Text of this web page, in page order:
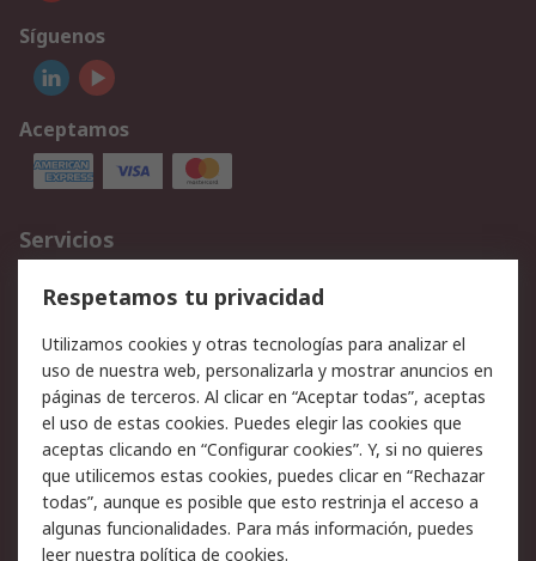
Síguenos
Aceptamos
Servicios
Cómo realizar pedidos
Devoluciones
Facturación y pago
Ofertas
Soporte técnico
Legal
Aviso legal
Política de privacidad -
Actualizada
Política sobre cookies
Seguridad de emails
Certificaciones de
Condiciones de venta
Respetamos tu privacidad
Utilizamos cookies y otras tecnologías para analizar el
uso de nuestra web, personalizarla y mostrar anuncios en
páginas de terceros. Al clicar en “Aceptar todas”, aceptas
el uso de estas cookies. Puedes elegir las cookies que
aceptas clicando en “Configurar cookies”. Y, si no quieres
que utilicemos estas cookies, puedes clicar en “Rechazar
todas”, aunque es posible que esto restrinja el acceso a
algunas funcionalidades. Para más información, puedes
leer nuestra política de cookies.